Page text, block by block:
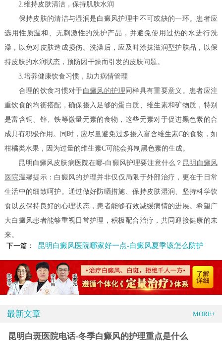
2.维持皮肤清洁，保持肌肤水润
保持皮肤的清洁与湿润是白癜风护理中不可或缺的一环。患者应
选用性质温和、无刺激性的洗护产品，并避免使用过热的水进行洗
澡，以免对皮肤造成损伤。洗澡后，应及时涂抹滋润型护肤品，以保
持皮肤的水润状态，预防因干燥而引发的皮肤问题。
3.培养健康饮食习惯，助力病情管理
合理的饮食习惯对于白癜风的护理 同样具有重要意义。患者应注
重饮食的均衡搭配，确保摄入足够的蛋白质、维生素和矿物质，特别
是富含铜、锌、铁等微量元素的食物，这些元素对于促进黑色素的合
成具有积极作用。同时，应尽量避免过多摄入富含维生素C的食物，如
柑橘类水果，因为过量的维生素C可能会抑制黑色素的生成。
昆明白癜风皮肤病医院在哪-白癜风护理要注意什么？ 昆明白癜风
医院温馨提示：白癜风的护理并非仅仅局限于外部治疗，更在于日常
生活中的细致呵护。通过做好防晒措施、保持皮肤湿润、坚持科学饮
食以及保持良好的心理状态，患者能够有效减缓病情的进展。希望广
大白癜风患者能够重视日常护理，积极配合治疗，共同迎接健康的未
来。
下一篇：
昆明白癜风医院哪家好一点-白癜风夏季该怎么防护
最新文章 MORE+
昆明白斑医院电话-冬季白癜风的护理重点是什么